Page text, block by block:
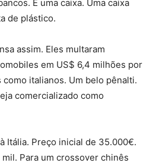
É uma caixa. Uma caixa
de plástico.
assim. Eles multaram
em US$ 6,4 milhões por
italianos. Um belo pênalti.
comercializado como
Itália. Preço inicial de 35.000€.
Para um crossover chinês